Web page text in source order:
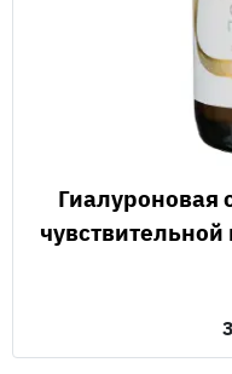
Гиалуроновая сыворотка для сухой и